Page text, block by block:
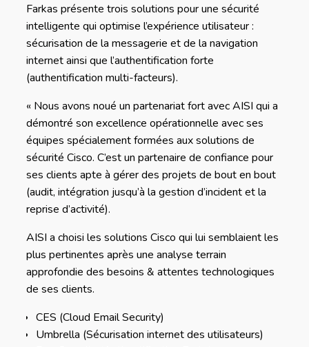
Farkas présente trois solutions pour une sécurité
intelligente qui optimise l’expérience utilisateur :
sécurisation de la messagerie et de la navigation
internet ainsi que l’authentification forte
(authentification multi-facteurs).
« Nous avons noué un partenariat fort avec AISI qui a
démontré son excellence opérationnelle avec ses
équipes spécialement formées aux solutions de
sécurité Cisco. C’est un partenaire de confiance pour
ses clients apte à gérer des projets de bout en bout
(audit, intégration jusqu’à la gestion d’incident et la
reprise d’activité).
AISI a choisi les solutions Cisco qui lui semblaient les
plus pertinentes après une analyse terrain
approfondie des besoins & attentes technologiques
de ses clients.
CES (Cloud Email Security)
Umbrella (Sécurisation internet des utilisateurs)